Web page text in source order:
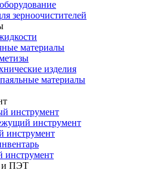
зерноочистителей
материалы
изделия
материалы
инструмент
инструмент
инструмент
инструмент
ПЭТ